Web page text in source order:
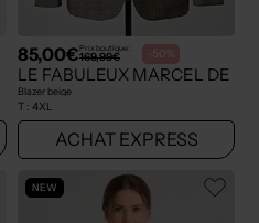
85,00€Prix boutique :
169,99€ -50%
LE FABULEUX MARCEL DE
Blazer beige
T : 4XL
ACHAT EXPRESS
NEW